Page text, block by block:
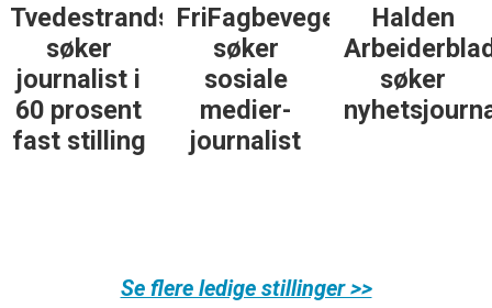
Tvedestrandsposten
søker
journalist i
60 prosent
fast stilling
FriFagbevegelse
søker
sosiale
medier-
journalist
Halden
søker
Se flere ledige stillinger >>